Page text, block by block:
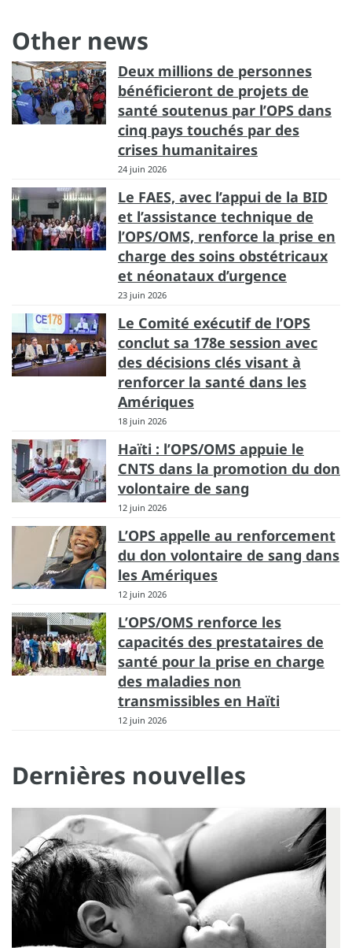
Other news
Deux millions de personnes
bénéficieront de projets de
santé soutenus par l’OPS dans
cinq pays touchés par des
crises humanitaires
24 juin 2026
Le FAES, avec l’appui de la BID
et l’assistance technique de
l’OPS/OMS, renforce la prise en
charge des soins obstétricaux
et néonataux d’urgence
23 juin 2026
Le Comité exécutif de l’OPS
conclut sa 178e session avec
des décisions clés visant à
renforcer la santé dans les
Amériques
18 juin 2026
Haïti : l’OPS/OMS appuie le
CNTS dans la promotion du don
volontaire de sang
12 juin 2026
L’OPS appelle au renforcement
du don volontaire de sang dans
les Amériques
12 juin 2026
L’OPS/OMS renforce les
capacités des prestataires de
santé pour la prise en charge
des maladies non
transmissibles en Haïti
12 juin 2026
Dernières nouvelles